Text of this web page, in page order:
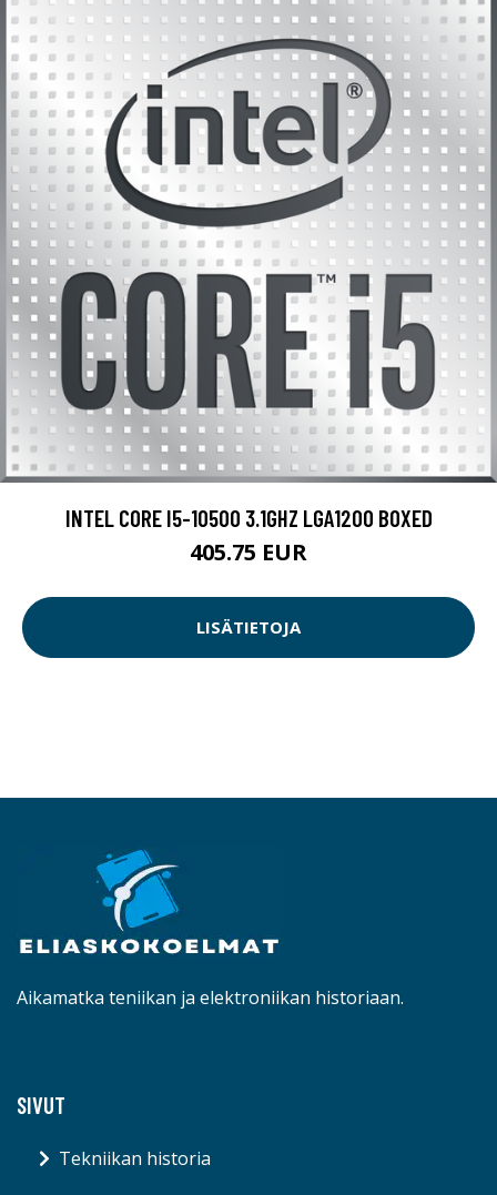
INTEL CORE I5-10500 3.1GHZ LGA1200 BOXED
405.75 EUR
LISÄTIETOJA
Aikamatka teniikan ja elektroniikan historiaan.
SIVUT
Tekniikan historia